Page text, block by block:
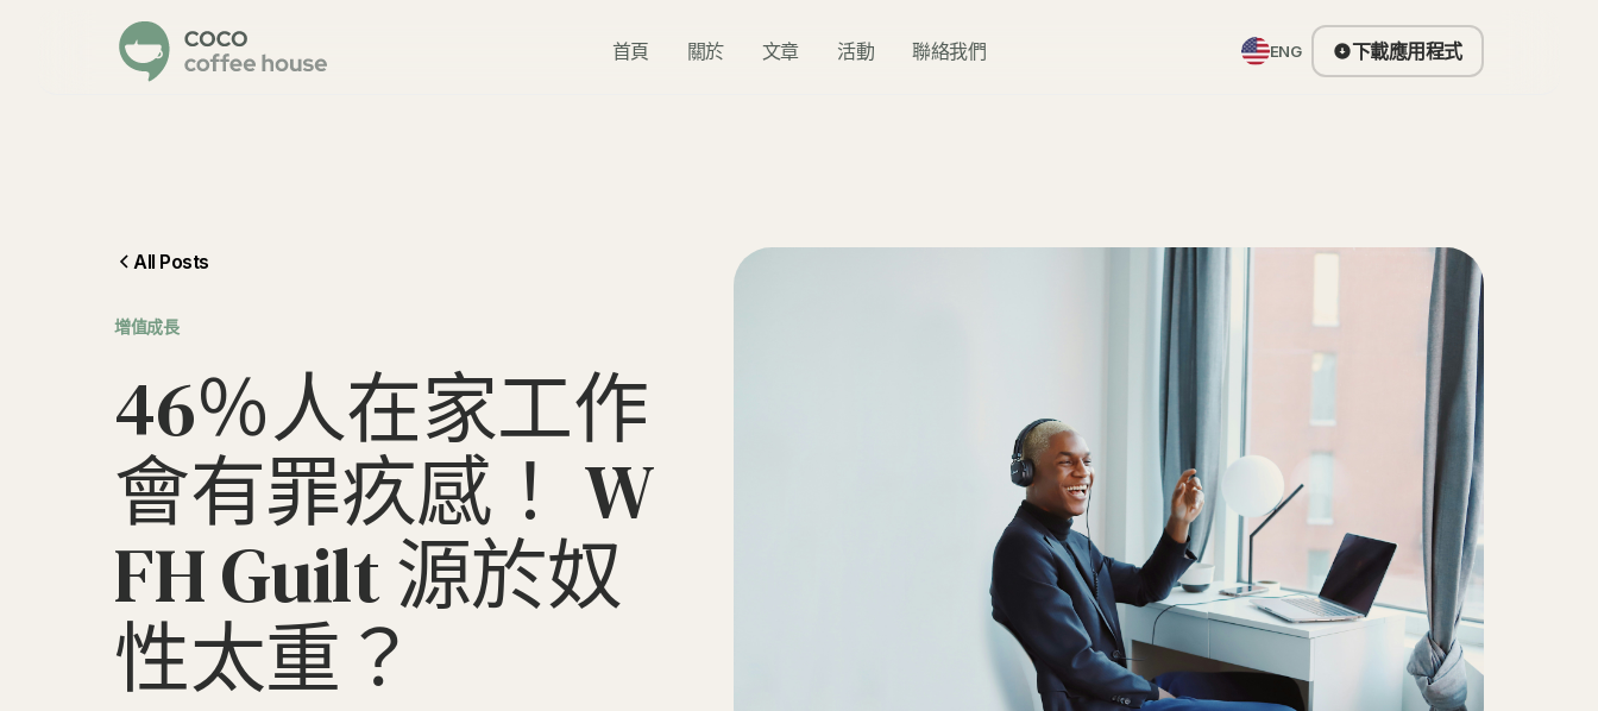
首頁 關於 文章 活動 聯絡我們 ENG 下載應用程式
All Posts
增值成長
46％人在家工作
會有罪疚感 ！ W
FHGuilt源於奴
性太重 ？